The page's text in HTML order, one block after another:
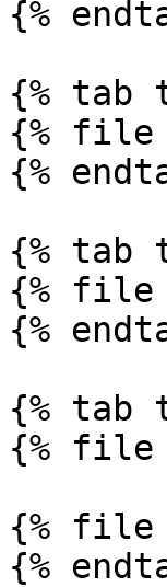
{%
{% tab
{% file
{%
{% tab
{% file
{%
{% tab
{% file
{% file
{%